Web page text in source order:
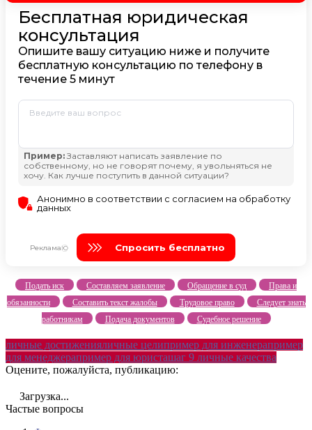
Подать иск Составляем заявление Обращение в суд
Права и
обязанности
Составить текст жалобы Трудовое право
Следует знать
работникам
Подача документов Судебное решение
личные достиженияличные целипример для инженерапример
для менеджерапример для юристашаг 9 личные качества
Оцените, пожалуйста, публикацию:
Загрузка...
Частые вопросы